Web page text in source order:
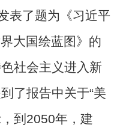
表了题为《习近平
大国绘蓝图》的
社会主义进入新
了报告中关于“美
到2050年，建